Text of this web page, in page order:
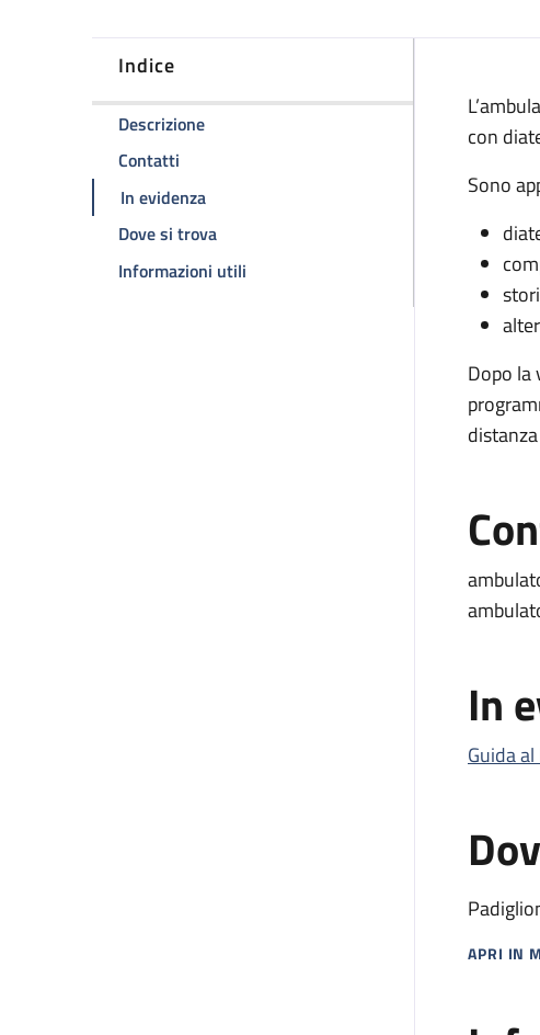
Indice
Descrizionedella pagina Ambulatorio malattie
Contatti
In evidenzadella pagina Ambulatorio malattie
Dove si trovadella pagina Ambulatorio malattie
Informazioni utili della pagina Ambulatorio malattie
con
Sono
Dopo la
In
Guida
APRI IN
MAP ICON